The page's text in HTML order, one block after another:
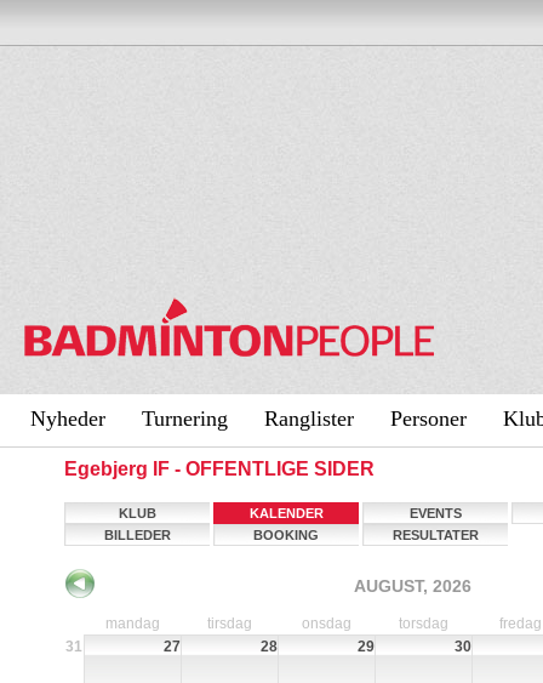
Nyheder Turnering Ranglister Personer
Egebjerg IF - OFFENTLIGE SIDER
KLUB KALENDER
EVENTS
BILLEDER
BOOKING RESULTATER
AUGUST, 2026
mandag tirsdag onsdag torsdag
fredag
31
27 28 29 30